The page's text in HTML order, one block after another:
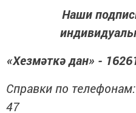
Наши
«Хезмәткә дан» -
Справки по
47